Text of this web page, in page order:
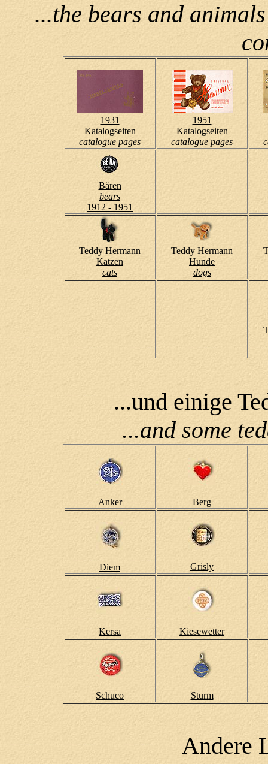
...the bears and
1931
Katalogseiten
catalogue pages
1951
Katalogseiten
catalogue pages
Bären
bears
1912 - 1951
Teddy Hermann
Katzen
cats
Teddy Hermann
Hunde
dogs
...und einige
...and some
Anker Berg
Diem Grisly
Kersa Kiesewetter
Schuco Sturm
Andere